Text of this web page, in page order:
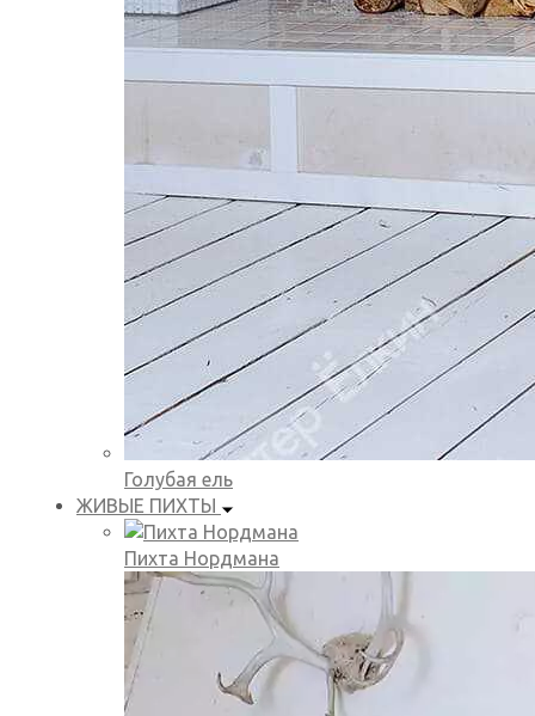
Голубая ель
ЖИВЫЕ ПИХТЫ
Пихта Нордмана